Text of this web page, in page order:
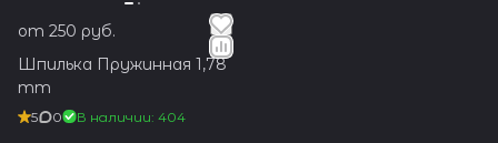
от 250 руб.
Шпилька Пружинная 1,78
mm
5 0 В наличии: 404